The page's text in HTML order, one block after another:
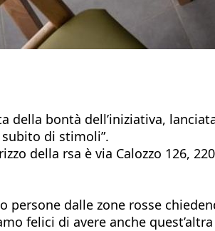
della bontà dell’iniziativa,
di stimoli”.
della rsa è via Calozzo 126,
persone dalle zone rosse
felici di avere anche